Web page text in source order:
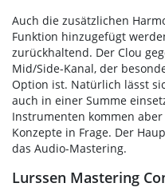
Auch die zusätzlichen
Funktion hinzugefügt
zurückhaltend. Der Clou
Mid/Side-Kanal, der
Option ist. Natürlich lässt
auch in einer Summe
Instrumenten kommen
Konzepte in Frage. Der
das Audio-Mastering.
Lurssen Mastering